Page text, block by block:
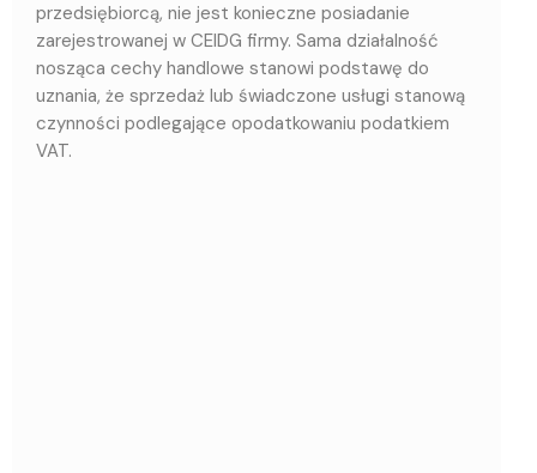
przedsiębiorcą, nie jest konieczne posiadanie
zarejestrowanej w CEIDG firmy. Sama działalność
nosząca cechy handlowe stanowi podstawę do
uznania, że sprzedaż lub świadczone usługi stanową
czynności podlegające opodatkowaniu podatkiem
VAT.